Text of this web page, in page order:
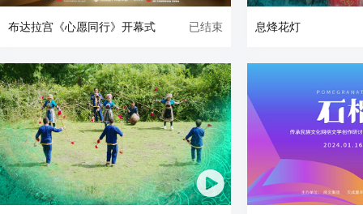
布达拉宫《心愿同行》开幕式 已结束 息烽花灯